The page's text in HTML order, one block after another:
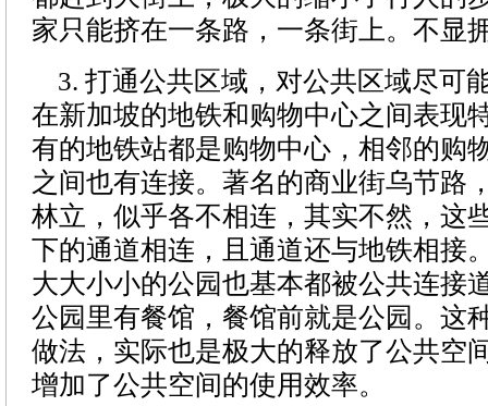
家只能挤在一条路，一条街上。不显
3. 打通公共区域，对公共区域尽可
在新加坡的地铁和购物中心之间表现
有的地铁站都是购物中心，相邻的购
之间也有连接。著名的商业街乌节路
林立，似乎各不相连，其实不然，这
下的通道相连，且通道还与地铁相接
大大小小的公园也基本都被公共连接
公园里有餐馆，餐馆前就是公园。这
做法，实际也是极大的释放了公共空
增加了公共空间的使用效率。